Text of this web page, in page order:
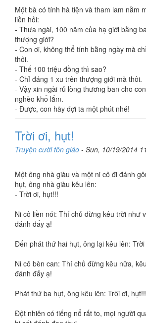
Một bà có tính hà tiện và tham lam nằm
liền hỏi:
- Thưa ngài, 100 năm của hạ giới bằng
thượng giới?
- Con ơi, không thể tính bằng ngày mà
thôi.
- Thế 100 triệu đồng thì sao?
- Chỉ đáng 1 xu trên thượng giới mà thôi.
- Vậy xin ngài rủ lòng thương ban cho
nghèo khổ lắm.
- Được, con hãy đợi ta một phút nhé!
Trời ơi, hụt!
Truyện cười tôn giáo - Sun, 10/19/2014
Một ông nhà giàu và một ni cô đi đánh
hụt, ông nhà giàu kêu lên:
- Trời ơi, hụt!!!
Ni cô liền nói: Thí chủ đừng kêu trời như
đánh đấy ạ!
Đến phát thứ hai hụt, ông lại kêu lên:
Ni cô bèn can: Thí chủ đừng kêu nữa,
đánh đấy ạ!
Phát thứ ba hụt, ông kêu lên: Trời ơi, hụt!!!
Đột nhiên có tiếng nổ rất to, mọi người